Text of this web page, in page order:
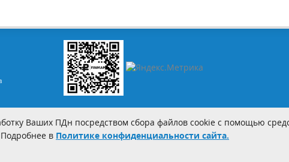
Ваших ПДн посредством сбора файлов cookie с помощью
в Политике конфиденциальности сайта.